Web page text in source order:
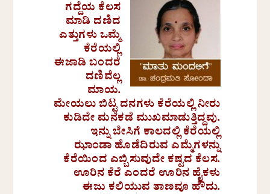
ಗದ್ದೆಯ ಕೆಲಸ
ಮಾಡಿ ದಣಿದ
ಎತ್ತುಗಳು ಒಮ್ಮೆ
ಕೆರೆಯಲ್ಲಿ
ಈಜಾಡಿ ಬಂದರೆ
ದಣಿವೆಲ್ಲ
ಮಾಯ.
ಮೇಯಲು ಬಿಟ್ಟ ದನಗಳು ಕೆರೆಯಲ್ಲಿ ನೀರು
ಕುಡಿದೇ ಮನೆಕಡೆ ಮುಖಮಾಡುತ್ತಿದ್ದವು.
ಇನ್ನು ಬೇಸಿಗೆ ಕಾಲದಲ್ಲಿ ಕೆರೆಯಲ್ಲಿ
ಝಾಂಡಾ ಹೊಡೆದಿರುವ ಎಮ್ಮೆಗಳನ್ನು
ಕೆರೆಯಿಂದ ಎಬ್ಬಿಸುವುದೇ ಕಷ್ಟದ ಕೆಲಸ.
ಊರಿನ ಕೆರೆ ಎಂದರೆ ಊರಿನ ಹೈಕಳು
ಈಜು ಕಲಿಯುವ ತಾಣವೂ ಹೌದು.